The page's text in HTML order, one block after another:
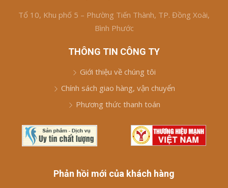
Tổ 10, Khu phố 5 – Phường Tiến Thành, TP. Đồng Xoài,
Bình Phước
THÔNG TIN CÔNG TY
Giới thiệu về chúng tôi
Chính sách giao hàng, vận chuyển
Phương thức thanh toán
Phản hồi mới của khách hàng